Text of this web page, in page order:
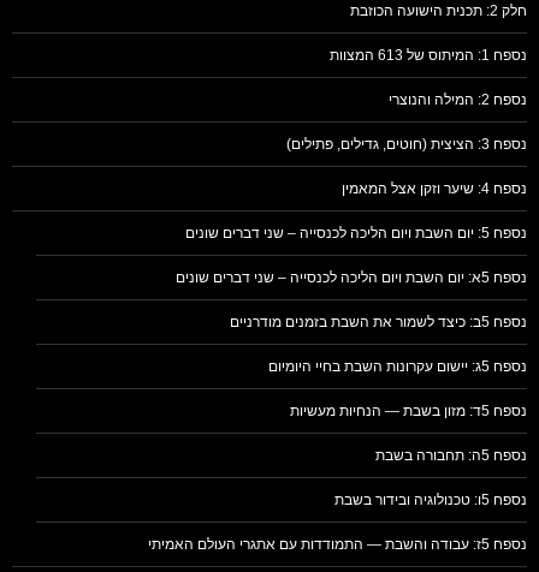
חלק 2: תכנית הישועה הכוזבת
נספח 1: המיתוס של 613 המצוות
נספח 2: המילה והנוצרי
נספח 3: הציצית (חוטים, גדילים, פתילים)
נספח 4: שיער וזקן אצל המאמין
נספח 5: יום השבת ויום הליכה לכנסייה – שני דברים שונים
נספח 5א: יום השבת ויום הליכה לכנסייה – שני דברים שונים
נספח 5ב: כיצד לשמור את השבת בזמנים מודרניים
נספח 5ג: יישום עקרונות השבת בחיי היומיום
נספח 5ד: מזון בשבת — הנחיות מעשיות
נספח 5ה: תחבורה בשבת
נספח 5ו: טכנולוגיה ובידור בשבת
נספח 5ז: עבודה והשבת — התמודדות עם אתגרי העולם האמיתי